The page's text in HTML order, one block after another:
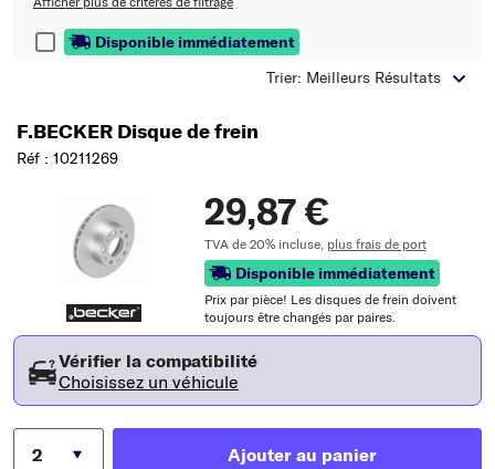
Disponible immédiatement
Trier: Meilleurs Résultats
F.BECKER Disque de frein
Réf : 10211269
29,87 €
TVA de 20% incluse, plus frais de port
Disponible immédiatement
Prix ​​par pièce! Les disques de frein doivent
toujours être changés par paires.
Vérifier la compatibilité
Choisissez un véhicule
Ajouter au panier